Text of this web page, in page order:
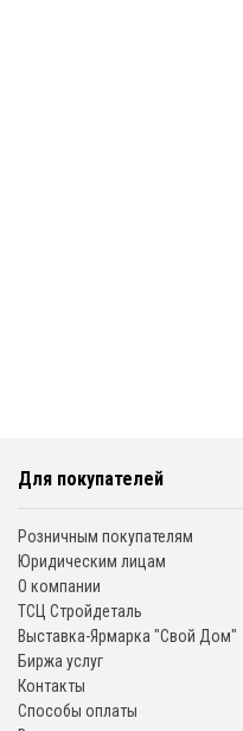
Для покупателей
Розничным покупателям
Юридическим лицам
О компании
ТСЦ Стройдеталь
Выставка-Ярмарка "Свой Дом"
Биржа услуг
Контакты
Способы оплаты